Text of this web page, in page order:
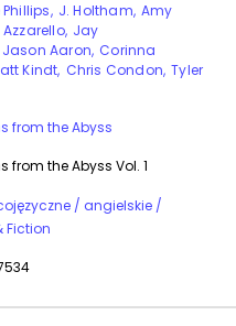
J. Holtham Amy
Jay
Jason Aaron Corinna
Kindt Chris Condon Tyler
from the Abyss
from the Abyss Vol. 1
/ angielskie /
Fiction